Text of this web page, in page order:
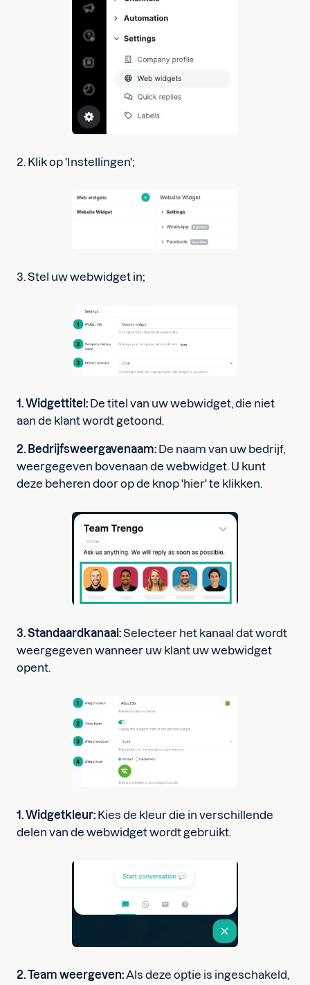
2. Klik op 'Instellingen';
3. Stel uw webwidget in;
1. Widgettitel: De titel van uw webwidget, die niet
aan de klant wordt getoond.
2. Bedrijfsweergavenaam: De naam van uw bedrijf,
weergegeven bovenaan de webwidget. U kunt
deze beheren door op de knop 'hier' te klikken.
3. Standaardkanaal:Selecteer het kanaal dat wordt
weergegeven wanneer uw klant uw webwidget
opent.
1. Widgetkleur: Kies de kleur die in verschillende
delen van de webwidget wordt gebruikt.
2. Team weergeven:Als deze optie is ingeschakeld,